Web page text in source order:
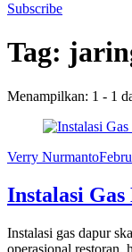
Subscribe
Tag:
Menampilkan: 1 - 1
Verry Nurmanto
Instalasi
Instalasi gas dapur
operasional restoran,